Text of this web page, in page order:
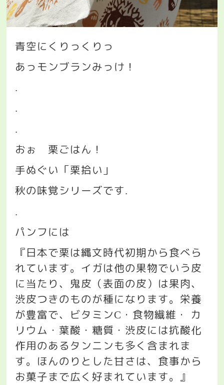
青空にくりっくりっ
あっモンブランみっけ！
.
.
.
おぉ 栗ごはん！
手ぬぐい「栗拾い」
秋の味覚シリーズです.
.
パンフには
『日本で栗は縄文時代初期から食べら
れています。イガは他の果物でいう皮
に当たり、鬼皮（表面の皮）は果肉、
渋皮つきのものが種になります。栄養
が豊富で、ビタミンC ・食物繊維・
カ
リウム・葉酸・糖質・渋皮には抗酸化
作用のあるタンニンも多く含まれま
す。ほんのりとした甘さは、食事から
お菓子まで広く好まれています。』